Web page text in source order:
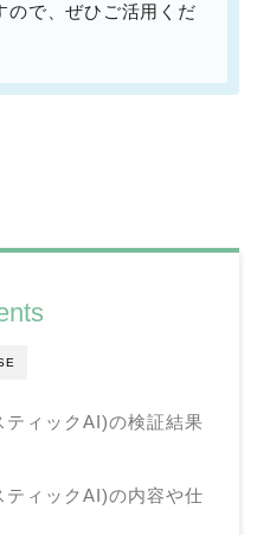
ので、ぜひご活用くだ
ィックAI)の検証結果
ィックAI)の内容や仕